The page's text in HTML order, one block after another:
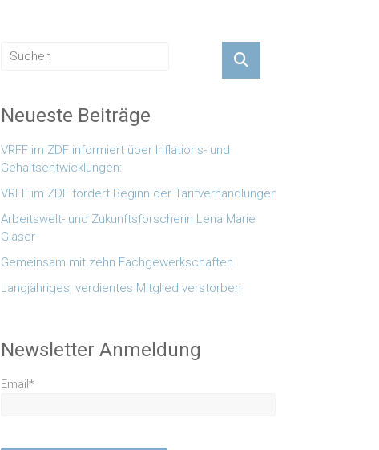
Neueste Beiträge
VRFF im ZDF informiert über Inflations- und
Gehaltsentwicklungen:
VRFF im ZDF fordert Beginn der Tarifverhandlungen
Arbeitswelt- und Zukunftsforscherin Lena Marie
Glaser
Gemeinsam mit zehn Fachgewerkschaften
Langjähriges, verdientes Mitglied verstorben
Newsletter Anmeldung
Email*